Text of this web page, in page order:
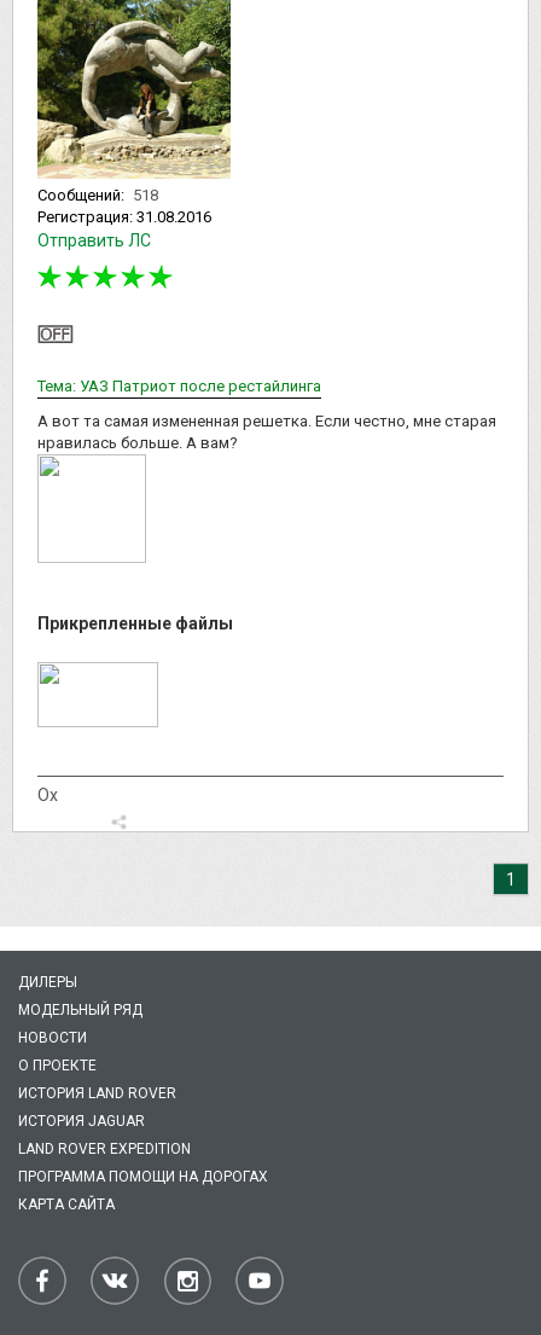
Сообщений: 518
Регистрация: 31.08.2016
Отправить ЛС
Тема: УАЗ Патриот после рестайлинга
А вот та самая измененная решетка. Если честно, мне старая
нравилась больше. А вам?
Прикрепленные файлы
Ох
1
ДИЛЕРЫ
МОДЕЛЬНЫЙ РЯД
НОВОСТИ
О ПРОЕКТЕ
ИСТОРИЯ LAND ROVER
ИСТОРИЯ JAGUAR
LAND ROVER EXPEDITION
ПРОГРАММА ПОМОЩИ НА ДОРОГАХ
КАРТА САЙТА